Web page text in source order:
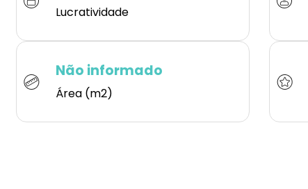
Lucratividade
Não informado
Área (m2)